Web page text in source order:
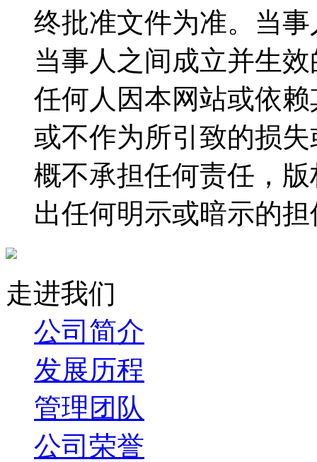
终批准文件为准。当
当事人之间成立并生
任何人因本网站或依
或不作为所引致的损
概不承担任何责任，
出任何明示或暗示的
走进我们
公司简介
发展历程
管理团队
公司荣誉